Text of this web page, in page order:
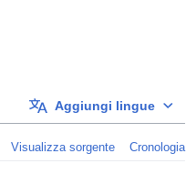
Aggiungi lingue
Visualizza sorgente Cronologia